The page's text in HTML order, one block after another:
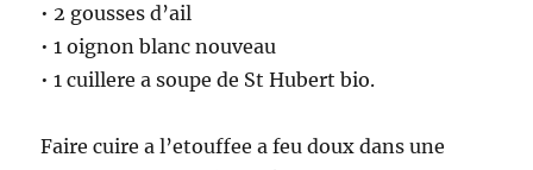
• 2 gousses d’ail
• 1 oignon blanc nouveau
• 1 cuillere a soupe de St Hubert bio.
Faire cuire a l’etouffee a feu doux dans une